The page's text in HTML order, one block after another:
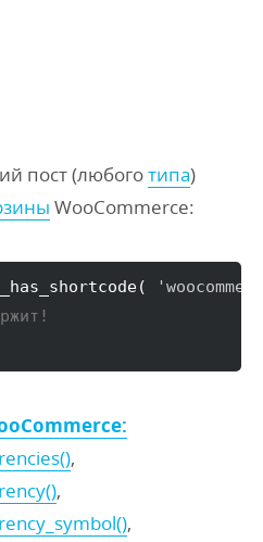
пост (любоготипа)
WooCommerce:
(
,
,
,